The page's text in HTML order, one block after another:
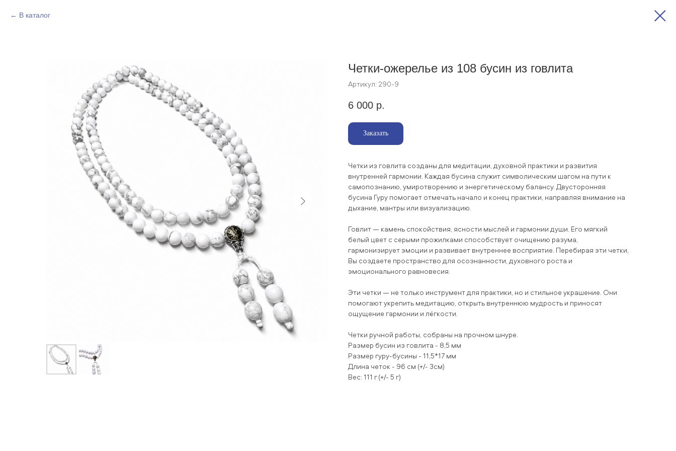
В каталог
Четки-ожерелье из 108 бусин из говлита
Артикул: 290-9
6 000 р.
Заказать
Четки из говлита созданы для медитации, духовной практики и развития
внутренней гармонии. Каждая бусина служит символическим шагом на пути к
самопознанию, умиротворению и энергетическому балансу. Двусторонняя
бусина Гуру помогает отмечать начало и конец практики, направляя внимание на
дыхание, мантры или визуализацию.
Говлит — камень спокойствия, ясности мыслей и гармонии души. Его мягкий
белый цвет с серыми прожилками способствует очищению разума,
гармонизирует эмоции и развивает внутреннее восприятие. Перебирая эти четки,
Вы создаете пространство для осознанности, духовного роста и
эмоционального равновесия.
Эти четки — не только инструмент для практики, но и стильное украшение. Они
помогают укрепить медитацию, открыть внутреннюю мудрость и приносят
ощущение гармонии и лёгкости.
Четки ручной работы, собраны на прочном шнуре.
Размер бусин из говлита - 8,5 мм
Размер гуру-бусины - 11,5*17 мм
Длина четок - 96 см (+/- 3см)
Вес: 111 г (+/- 5 г)